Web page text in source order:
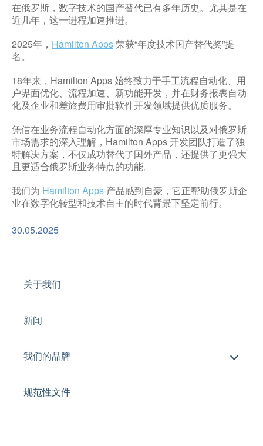
在俄罗斯，数字技术的国产替代已有多年历史。尤其是在
近几年，这一进程加速推进。
2025年， Hamilton Apps荣获“年度技术国产替代奖”提
名。
18年来，Hamilton Apps 始终致力于手工流程自动化、用
户界面优化、流程加速、新功能开发，并在财务报表自动
化及企业和差旅费用审批软件开发领域提供优质服务。
凭借在业务流程自动化方面的深厚专业知识以及对俄罗斯
市场需求的深入理解，Hamilton Apps 开发团队打造了独
特解决方案，不仅成功替代了国外产品，还提供了更强大
且更适合俄罗斯业务特点的功能。
我们为 Hamilton Apps 产品感到自豪，它正帮助俄罗斯企
业在数字化转型和技术自主的时代背景下坚定前行。
30.05.2025
关于我们
新闻
我们的品牌
规范性文件